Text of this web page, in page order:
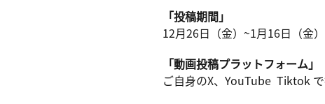
「投稿期間」
12月26日（金）~1月16日（金）
「動画投稿プラットフォーム」
ご自身のX、YouTube Tiktok